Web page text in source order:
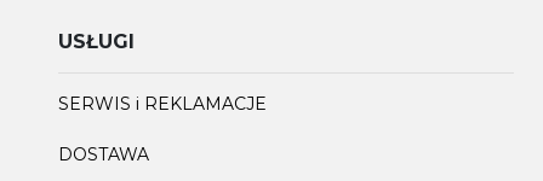
USŁUGI
SERWIS i REKLAMACJE
DOSTAWA